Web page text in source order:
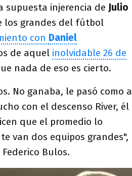
supuesta injerencia de Julio
los grandes del fútbol
con Daniel
de aquel inolvidable 26 de
nada de eso es cierto.
No ganaba, le pasó como a
con el descenso River, él
que el promedio lo
van dos equipos grandes",
Bulos.